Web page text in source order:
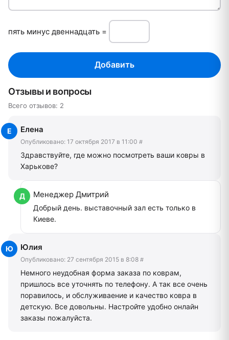
пять минуc двеннадцать =
Добавить
Отзывы и вопросы
Всего отзывов: 2
Елена
Опубликовано: 17 октября 2017 в 11:00 #
Здравствуйте, где можно посмотреть ваши ковры в
Харькове?
Менеджер Дмитрий
Добрый день. выставочный зал есть только в
Киеве.
Юлия
Опубликовано: 27 сентября 2015 в 8:08 #
Немного неудобная форма заказа по коврам,
пришлось все уточнять по телефону. А так все очень
поравилось, и обслуживаение и качество ковра в
детскую. Все довольны. Настройте удобно онлайн
заказы пожалуйста.